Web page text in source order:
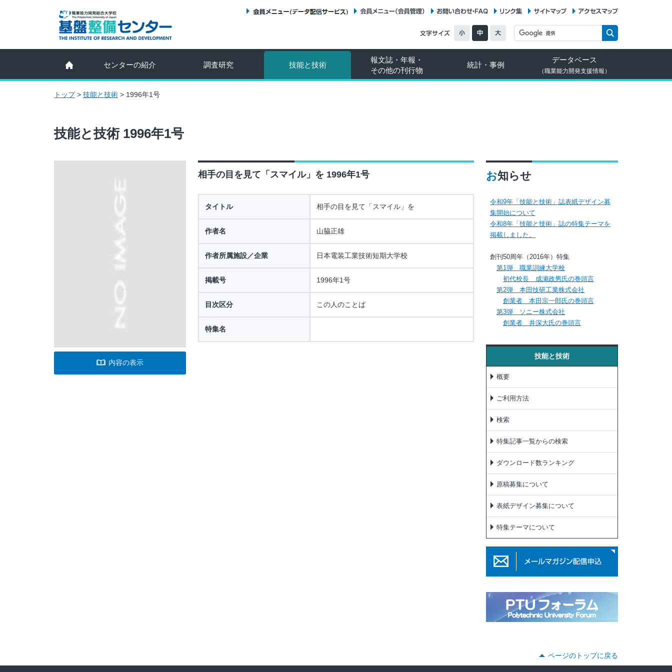
センターの紹介 調査研究 技能と技術
報文誌・年報・
その他の刊行物
統計・事例
データベース
（職業能力開発支援情報）
トップ> 技能と技術 > 1996年1号
技能と技術 1996年1号
内容の表示
相手の目を見て「スマイル」を 1996年1号
タイトル 相手の目を見て「スマイル」を
作者名 山脇正雄
作者所属施設／企業 日本電装工業技術短期大学校
掲載号 1996年1号
目次区分 この人のことば
特集名
お知らせ
令和9年「技能と技術」誌表紙デザイン募
集開始について
令和8年「技能と技術」誌の特集テーマを
掲載しました。
創刊50周年（2016年）特集
第1弾 職業訓練大学校
初代校長 成瀬政男氏の巻頭言
第2弾 本田技研工業株式会社
創業者 本田宗一郎氏の巻頭言
第3弾 ソニー株式会社
創業者 井深大氏の巻頭言
技能と技術
概要
ご利用方法
検索
特集記事一覧からの検索
ダウンロード数ランキング
原稿募集について
表紙デザイン募集について
特集テーマについて
ページのトップに戻る